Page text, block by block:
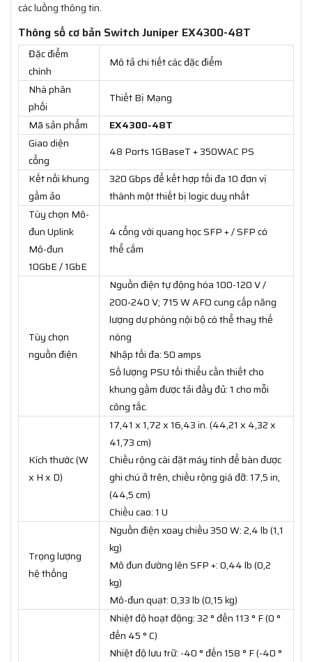
các luồng thông tin.
Thông số cơ bản Switch Juniper EX4300-48T
Đặc điểm
chính
Mô tả chi tiết các đặc điểm
Nhà phân
phối
Thiết Bị Mạng
Mã sản phẩm
EX4300-48T
Giao diện
cổng
48 Ports 1GBaseT + 350WAC PS
Kết nối khung
gầm ảo
320 Gbps để kết hợp tối đa 10 đơn vị
thành một thiết bị logic duy nhất
Tùy chọn Mô-
đun Uplink
Mô-đun
10GbE / 1GbE
4 cổng với quang học SFP + / SFP có
thể cắm
Tùy chọn
nguồn điện
Nguồn điện tự động hóa 100-120 V /
200-240 V; 715 W AFO cung cấp năng
lượng dự phòng nội bộ có thể thay thế
nóng
Nhập tối đa: 50 amps
Số lượng PSU tối thiểu cần thiết cho
khung gầm được tải đầy đủ: 1 cho mỗi
công tắc.
Kích thước (W
x H x D)
17,41 x 1,72 x 16,43 in. (44,21 x 4,32 x
41,73 cm)
Chiều rộng cài đặt máy tính để bàn được
ghi chú ở trên, chiều rộng giá đỡ: 17,5 in,
(44,5 cm)
Chiều cao: 1 U
Trọng lượng
hệ thống
Nguồn điện xoay chiều 350 W: 2,4 lb (1,1
kg)
Mô đun đường lên SFP +: 0,44 lb (0,2
kg)
Mô-đun quạt: 0,33 lb (0,15 kg)
Nhiệt độ hoạt động: 32 ° đến 113 ° F (0 °
đến 45 ° C)
Nhiệt độ lưu trữ: -40 ° đến 158 ° F (-40 °